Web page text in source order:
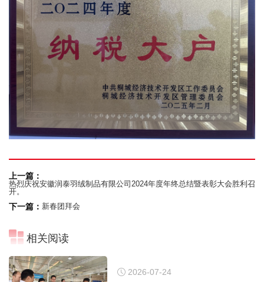
上一篇：
热烈庆祝安徽润泰羽绒制品有限公司2024年度年终总结暨表彰大会胜利召
开。
下一篇： 新春团拜会
相关阅读
2026-07-24